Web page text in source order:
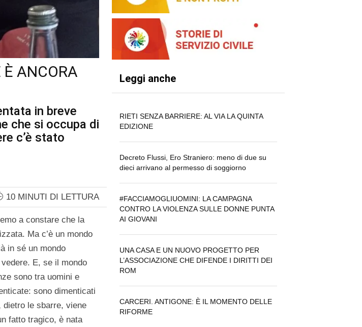
È ANCORA
in breve
che si occupa di
c’è stato
10 MINUTI DI LETTURA
a constare che la
Ma c’è un mondo
in sé un mondo
E, se il mondo
sono tra uomini e
sono dimenticati
dietro le sbarre, viene
fatto tragico, è nata
Leggi anche
RIETI SENZA BARRIERE: AL VIA LA QUINTA
EDIZIONE
Decreto Flussi, Ero Straniero: meno di due su
dieci arrivano al permesso di soggiorno
#FACCIAMOGLIUOMINI: LA CAMPAGNA
CONTRO LA VIOLENZA SULLE DONNE PUNTA
AI GIOVANI
UNA CASA E UN NUOVO PROGETTO PER
L’ASSOCIAZIONE CHE DIFENDE I DIRITTI DEI
ROM
CARCERI. ANTIGONE: È IL MOMENTO DELLE
RIFORME